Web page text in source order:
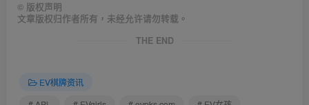
© 版权声明
文章版权归作者所有，未经允许请勿转载。
THE END
EV棋牌资讯